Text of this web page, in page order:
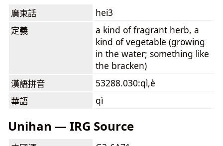
廣東話
hei3
定義
a kind of fragrant herb, a
kind of vegetable (growing
in the water; something like
the bracken)
漢語拼音
53288.030:qì,è
華語
qì
Unihan — IRG Source